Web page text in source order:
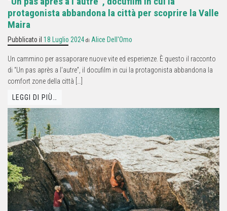
protagonista abbandona la città per scoprire la Valle
Maira
Pubblicato il 18 Luglio 2024 di Alice Dell'Omo
Un cammino per assaporare nuove vite ed esperienze. È questo il racconto
di “Un pas après a l’autre”, il docufilm in cui la protagonista abbandona la
comfort zone della città […]
LEGGI DI PIÙ…